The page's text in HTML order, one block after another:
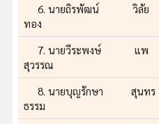
6. นายถิรพัฒน์ วิลัย
ทอง
7. นายวีระพงษ์ แพ
สุวรรณ
8. นายบุญรักษา สุนทร
ธรรม